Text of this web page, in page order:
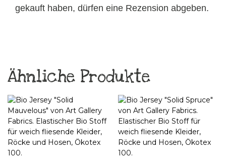
gekauft haben, dürfen eine Rezension abgeben.
Ähnliche Produkte